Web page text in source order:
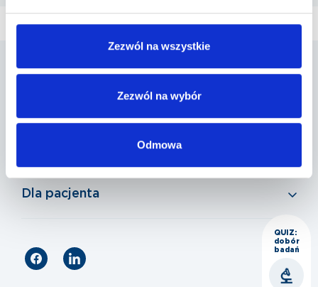
Zezwól na wszystkie
Zezwól na wybór
Odmowa
Penta Hospitals Polska
Dla pacjenta
QUIZ:
dobór
badań